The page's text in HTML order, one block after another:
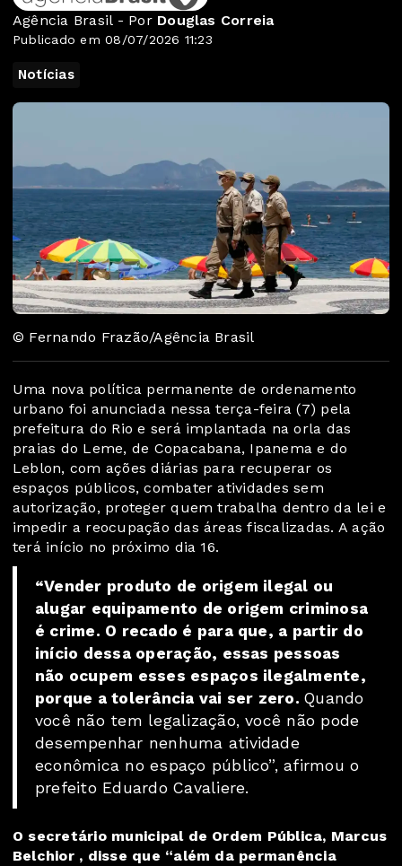
Agência Brasil - Por Douglas Correia
Publicado em 08/07/2026 11:23
Notícias
© Fernando Frazão/Agência Brasil
Uma nova política permanente de ordenamento
urbano foi anunciada nessa terça-feira (7) pela
prefeitura do Rio e será implantada na orla das
praias do Leme, de Copacabana, Ipanema e do
Leblon, com ações diárias para recuperar os
espaços públicos, combater atividades sem
autorização, proteger quem trabalha dentro da lei e
impedir a reocupação das áreas fiscalizadas. A ação
terá início no próximo dia 16.
“Vender produto de origem ilegal ou
alugar equipamento de origem criminosa
é crime. O recado é para que, a partir do
início dessa operação, essas pessoas
não ocupem esses espaços ilegalmente,
porque a tolerância vai ser zero.Quando
você não tem legalização, você não pode
desempenhar nenhuma atividade
econômica no espaço público”, afirmou o
prefeito Eduardo Cavaliere.
O secretário municipal de Ordem Pública, Marcus
Belchior , disse que “além da permanência